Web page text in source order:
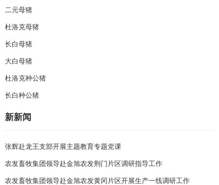
二元母猪
杜洛克母猪
长白母猪
大白母猪
杜洛克种公猪
长白种公猪
新新闻
张辉赴龙王支部开展主题教育专题党课
农发畜牧集团领导赴金旭农发荆门片区调研指导工作
农发畜牧集团领导赴金旭农发黄冈片区开展生产一线调研工作